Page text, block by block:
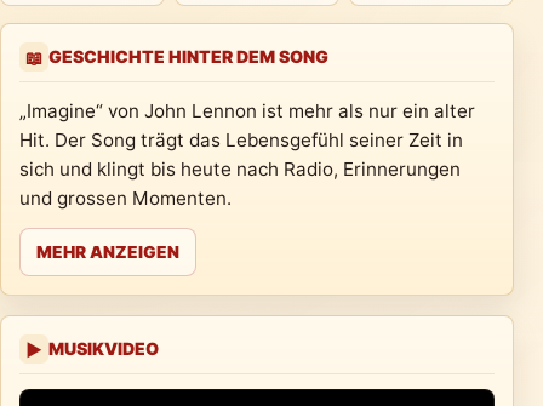
📖 GESCHICHTE HINTER DEM SONG
„Imagine“ von John Lennon ist mehr als nur ein alter
Hit. Der Song trägt das Lebensgefühl seiner Zeit in
sich und klingt bis heute nach Radio, Erinnerungen
und grossen Momenten.
MEHR ANZEIGEN
▶ MUSIKVIDEO